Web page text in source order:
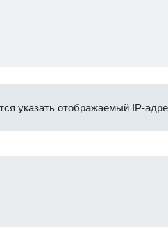
указать отображаемый IP-